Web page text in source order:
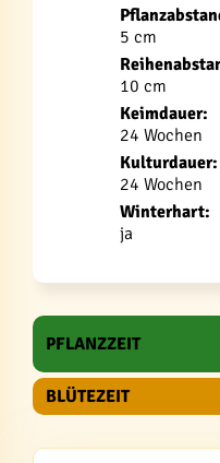
5 cm
10 cm
Keimdauer:
24 Wochen
Kulturdauer:
24 Wochen
Winterhart:
ja
PFLANZZEIT
BLÜTEZEIT